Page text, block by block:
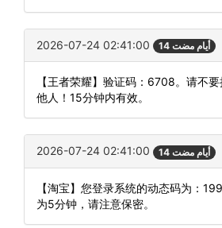
2026-07-24 02:41:00 14 أيام مضت
【王者荣耀】验证码：6708。请不
他人！15分钟内有效。
2026-07-24 02:41:00 14 أيام مضت
【淘宝】您登录系统的动态码为：
为5分钟，请注意保密。